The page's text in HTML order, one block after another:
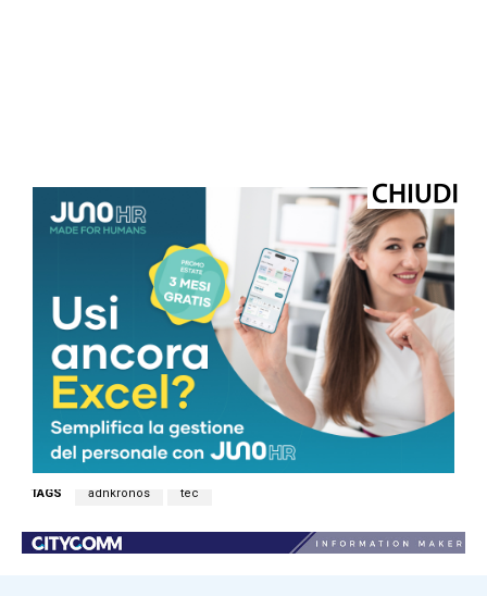
© Riproduzione riservata
TAGS adnkronos tec